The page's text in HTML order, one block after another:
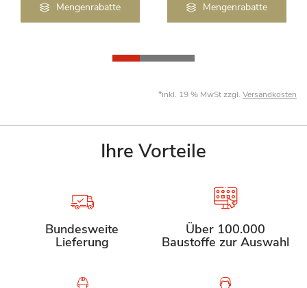
Mengenrabatte Mengenrabatte
*inkl. 19 % MwSt zzgl. Versandkosten
Ihre Vorteile
Bundesweite
Lieferung
Über 100.000
Baustoffe zur Auswahl